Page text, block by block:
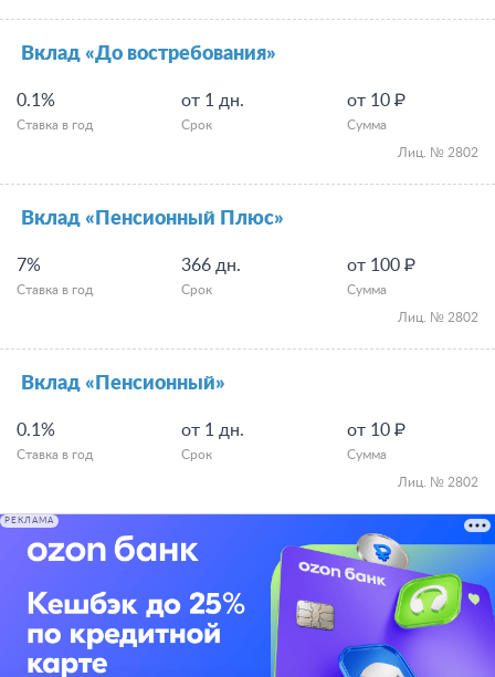
Вклад «До востребования»
0.1%
Ставка в год
от 1 дн.
Срок
от 10 ₽
Сумма
Лиц. № 2802
Вклад «Пенсионный Плюс»
7%
Ставка в год
366 дн.
Срок
от 100 ₽
Сумма
Лиц. № 2802
Вклад «Пенсионный»
0.1%
Ставка в год
от 1 дн.
Срок
от 10 ₽
Сумма
Лиц. № 2802
РЕКЛАМА